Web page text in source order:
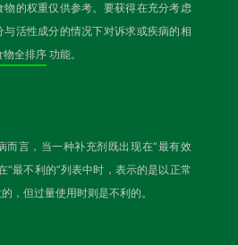
物的权重仅供参考。要获得在充分考虑
活性成分的情况下对诉求或疾病的相
物全排序功能。
而言，当一种补充剂既出现在“最有效
“最不利的”列表中时，表示的是以正常
，但过量使用时则是不利的。